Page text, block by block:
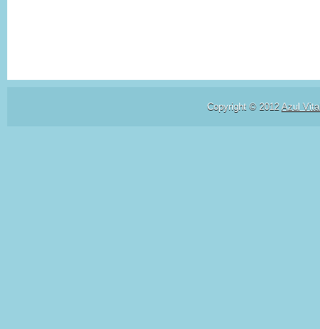
Copyright © 2012 Azul